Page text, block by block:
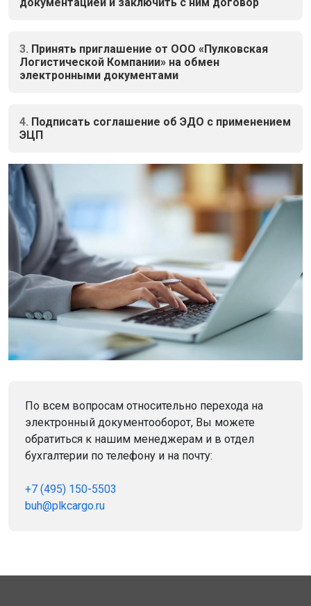
3. Принять приглашение от ООО «Пулковская
Логистической Компании» на обмен
электронными документами
4. Подписать соглашение об ЭДО с применением
ЭЦП
По всем вопросам относительно перехода на
электронный документооборот, Вы можете
обратиться к нашим менеджерам и в отдел
бухгалтерии по телефону и на почту:
+7 (495) 150-5503
buh@plkcargo.ru